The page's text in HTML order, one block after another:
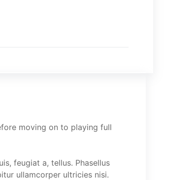
moving on to playing full
feugiat a, tellus. Phasellus
ullamcorper ultricies nisi.